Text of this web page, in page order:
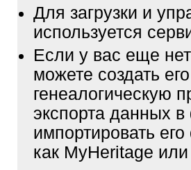
Для загрузки и
используется
Если у вас еще
можете создать
генеалогическую
экспорта данных
импортировать
как MyHeritage